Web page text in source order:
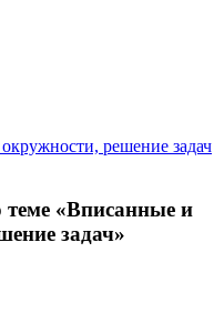
решение задач
теме «Вписанные и
задач»